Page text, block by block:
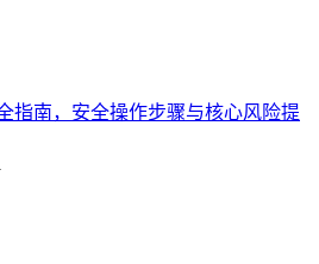
指南，安全操作步骤与核心风险提